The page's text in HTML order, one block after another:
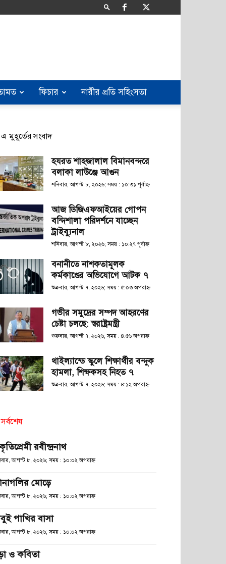
ফিচার নারীর প্রতি সহিংসতা
এ মুহূর্তের সংবাদ
হযরত শাহজালাল বিমানবন্দরে
বলাকা লাউঞ্জে আগুন
শনিবার, আগস্ট ৮, ২০২৬; সময় : ১০:৩১ পূর্বাহ্ণ
আজ ডিজিএফআইয়ের গোপন
বন্দিশালা পরিদর্শনে যাচ্ছেন
ট্রাইব্যুনাল
শনিবার, আগস্ট ৮, ২০২৬; সময় : ১০:২৭ পূর্বাহ্ণ
বনানীতে নাশকতামূলক
কর্মকাণ্ডের অভিযোগে আটক ৭
শুক্রবার, আগস্ট ৭, ২০২৬; সময় : ৫:০৩ অপরাহ্ণ
গভীর সমুদ্রের সম্পদ আহরণের
চেষ্টা চলছে: স্বরাষ্ট্রমন্ত্রী
শুক্রবার, আগস্ট ৭, ২০২৬; সময় : ৪:৫৬ অপরাহ্ণ
থাইল্যান্ডে স্কুলে শিক্ষার্থীর বন্দুক
হামলা, শিক্ষকসহ নিহত ৭
শুক্রবার, আগস্ট ৭, ২০২৬; সময় : ৪:১২ অপরাহ্ণ
সর্বশেষ
রবীন্দ্রনাথ
আগস্ট ৮, ২০২৬; সময় : ১০:০২ অপরাহ্ণ
মোড়ে
আগস্ট ৮, ২০২৬; সময় : ১০:০২ অপরাহ্ণ
পাখির বাসা
আগস্ট ৮, ২০২৬; সময় : ১০:০২ অপরাহ্ণ
ও কবিতা